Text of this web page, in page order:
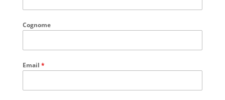
Cognome
Email *